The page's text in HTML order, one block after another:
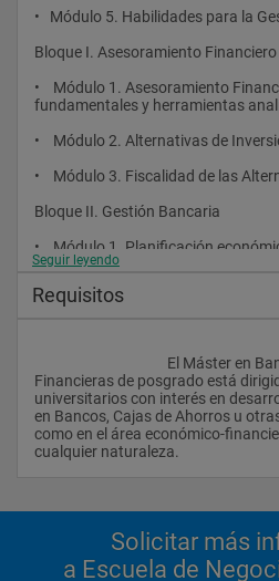
El principal objetivo del programa
alto nivel en materia bancaria y
capacitados para desarrollar
en entidades financieras y en
naturaleza.
Financieras de posgrado sea por
de banca y finanzas y obtener una
carrera profesional.
• Un programa que proporciona una formación sólida y
gestión y sus aplicaciones prácticas.
de casos prácticos basados en
presentan en la actividad diaria de
Metodología
las siguientes herramientas
• Discusión y Resolución de casos
•   Módulo 5. Habilidades para la
Bloque I. Asesoramiento Financiero
•    Módulo 1. Asesoramiento
fundamentales y herramientas
•    Módulo 2. Alternativas de
•    Módulo 3. Fiscalidad de las
Bloque II. Gestión Bancaria
•    Módulo 1. Planificación
Seguir leyendo
Requisitos
Financieras de posgrado está
universitarios con interés en
en Bancos, Cajas de Ahorros u
como en el área económico-
cualquier naturaleza.
Solicitar más
a Escuela de